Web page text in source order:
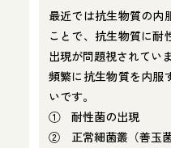
最近では抗生物質の内
ことで、抗生物質に耐
出現が問題視されていま
頻繁に抗生物質を内服
いです。
① 耐性菌の出現
② 正常細菌叢（善玉